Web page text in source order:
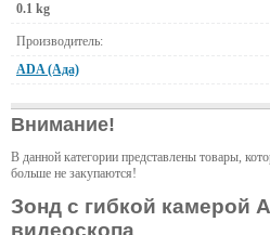
0.1 kg
Производитель:
ADA (Ада)
Внимание!
В данной категории представлены товары,
больше не закупаются!
Зонд с гибкой камерой
видеоскопа